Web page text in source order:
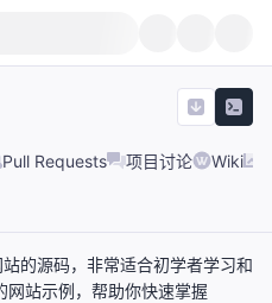
Pull Requests 项目讨论 Wiki
的源码，非常适合初学者学习和
站示例，帮助你快速掌握